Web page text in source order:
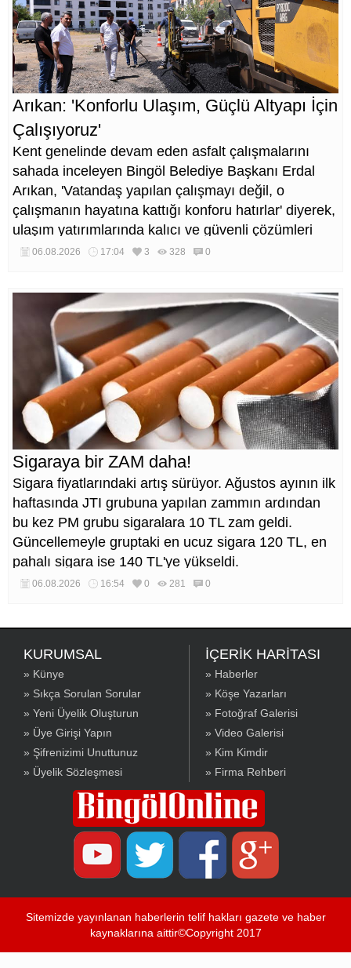
Arıkan: 'Konforlu Ulaşım, Güçlü Altyapı İçin
Çalışıyoruz'
Kent genelinde devam eden asfalt çalışmalarını
sahada inceleyen Bingöl Belediye Başkanı Erdal
Arıkan, 'Vatandaş yapılan çalışmayı değil, o
çalışmanın hayatına kattığı konforu hatırlar' diyerek,
ulaşım yatırımlarında kalıcı ve güvenli çözümleri
öncelediklerini söyledi. Arıkan, bu sezon yaklaşık 40
06.08.2026 17:04 3 328 0
Sigaraya bir ZAM daha!
Sigara fiyatlarındaki artış sürüyor. Ağustos ayının ilk
haftasında JTI grubuna yapılan zammın ardından
bu kez PM grubu sigaralara 10 TL zam geldi.
Güncellemeyle gruptaki en ucuz sigara 120 TL, en
pahalı sigara ise 140 TL'ye yükseldi.
06.08.2026 16:54 0 281 0
KURUMSAL
» Künye
» Sıkça Sorulan Sorular
» Yeni Üyelik Oluşturun
» Üye Girişi Yapın
» Şifrenizimi Unuttunuz
» Üyelik Sözleşmesi
İÇERİK HARİTASI
» Haberler
» Köşe Yazarları
» Fotoğraf Galerisi
» Video Galerisi
» Kim Kimdir
» Firma Rehberi
Sitemizde yayınlanan haberlerin telif hakları gazete ve haber
kaynaklarına aittir©Copyright 2017